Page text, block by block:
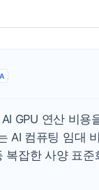
GPU 연산 비
AI 컴퓨팅 임대
복잡한 사양 표